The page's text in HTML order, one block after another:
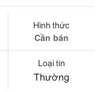
Hình thức
Cần bán
Loại tin
Thường